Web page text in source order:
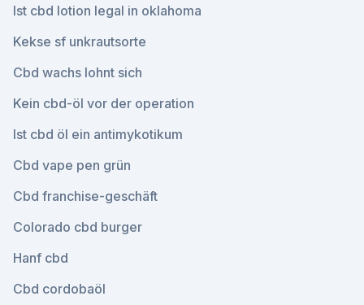
Ist cbd lotion legal in oklahoma
Kekse sf unkrautsorte
Cbd wachs lohnt sich
Kein cbd-öl vor der operation
Ist cbd öl ein antimykotikum
Cbd vape pen grün
Cbd franchise-geschäft
Colorado cbd burger
Hanf cbd
Cbd cordobaöl